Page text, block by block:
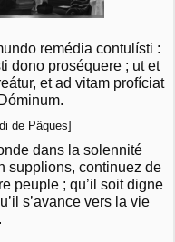
remédia contulísti :
dono proséquere ; ut et
et ad vitam profíciat
de Pâques]
dans la solennité
supplions, continuez de
peuple ; qu’il soit digne
s’avance vers la vie